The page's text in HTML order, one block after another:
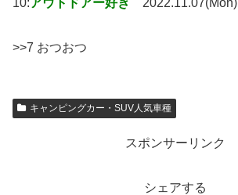
10:アウトドアー好き 2022.11.07(Mon)
>>7 おつおつ
キャンピングカー・SUV人気車種
スポンサーリンク
シェアする